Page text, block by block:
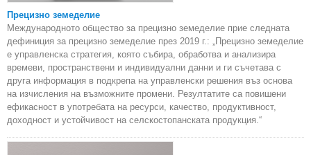
Прецизно земеделие
Международното общество за прецизно земеделие прие следната
дефиниция за прецизно земеделие през 2019 г.: „Прецизно земеделие
е управленска стратегия, която събира, обработва и анализира
времеви, пространствени и индивидуални данни и ги съчетава с
друга информация в подкрепа на управленски решения въз основа
на изчисления на възможните промени. Резултатите са повишени
ефикасност в употребата на ресурси, качество, продуктивност,
доходност и устойчивост на селскостопанската продукция.“